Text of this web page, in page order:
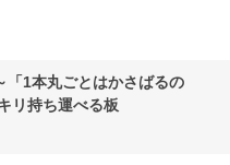
「1本丸ごとはかさばるの
リ持ち運べる板